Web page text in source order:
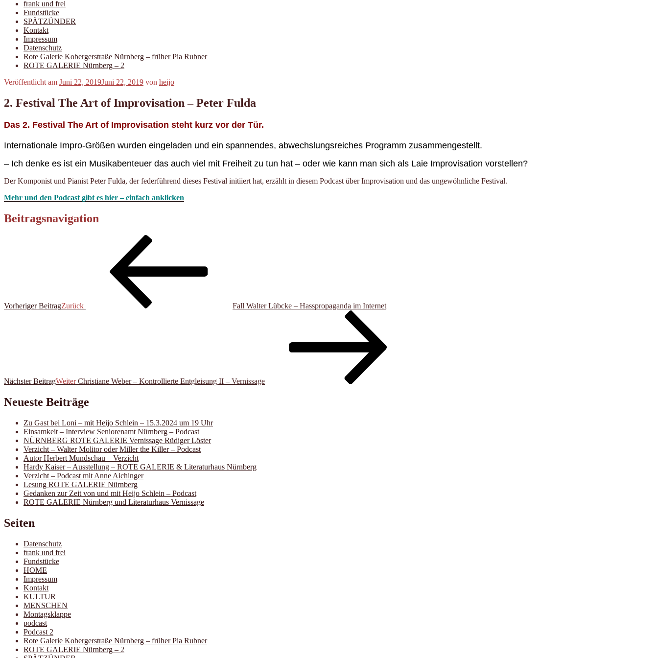
frank und frei
Fundstücke
SPÄTZÜNDER
Kontakt
Impressum
Datenschutz
Rote Galerie Kobergerstraße Nürnberg – früher Pia Rubner
ROTE GALERIE Nürnberg – 2
Veröffentlicht am Juni 22, 2019Juni 22, 2019 von heijo
2. Festival The Art of Improvisation – Peter Fulda
Das 2. Festival The Art of Improvisation steht kurz vor der Tür.
Internationale Impro-Größen wurden eingeladen und ein spannendes, abwechslungsreiches Programm zusammengestellt.
– Ich denke es ist ein Musikabenteuer das auch viel mit Freiheit zu tun hat – oder wie kann man sich als Laie Improvisation vorstellen?
Der Komponist und Pianist Peter Fulda, der federführend dieses Festival initiiert hat, erzählt in diesem Podcast über Improvisation und das ungewöhnliche Festival.
Mehr und den Podcast gibt es hier – einfach anklicken
Beitragsnavigation
Vorheriger BeitragZurück Fall Walter Lübcke – Hasspropaganda im Internet
Nächster BeitragWeiter Christiane Weber – Kontrollierte Entgleisung II – Vernissage
Neueste Beiträge
Zu Gast bei Loni – mit Heijo Schlein – 15.3.2024 um 19 Uhr
Einsamkeit – Interview Seniorenamt Nürnberg – Podcast
NÜRNBERG ROTE GALERIE Vernissage Rüdiger Löster
Verzicht – Walter Molitor oder Miller the Killer – Podcast
Autor Herbert Mundschau – Verzicht
Hardy Kaiser – Ausstellung – ROTE GALERIE & Literaturhaus Nürnberg
Verzicht – Podcast mit Anne Aichinger
Lesung ROTE GALERIE Nürnberg
Gedanken zur Zeit von und mit Heijo Schlein – Podcast
ROTE GALERIE Nürnberg und Literaturhaus Vernissage
Seiten
Datenschutz
frank und frei
Fundstücke
HOME
Impressum
Kontakt
KULTUR
MENSCHEN
Montagsklappe
podcast
Podcast 2
Rote Galerie Kobergerstraße Nürnberg – früher Pia Rubner
ROTE GALERIE Nürnberg – 2